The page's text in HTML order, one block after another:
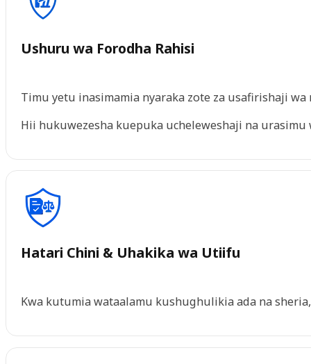
Ushuru wa Forodha Rahisi
Timu yetu inasimamia nyaraka zote za usafirishaji
Hii hukuwezesha kuepuka ucheleweshaji na urasimu
Hatari Chini & Uhakika wa Utiifu
Kwa kutumia wataalamu kushughulikia ada na